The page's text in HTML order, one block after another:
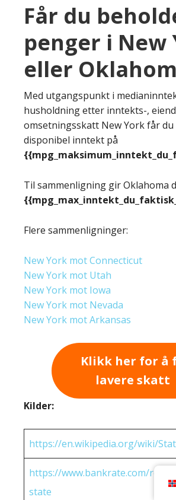
Får du
penger i New
eller
Med utgangspunkt i
husholdning etter inntekts-,
omsetningsskatt New York får du
disponibel inntekt på
Til sammenligning gir Oklahoma
Flere sammenligninger:
New York mot Connecticut
New York mot Utah
New York mot Iowa
New York mot Nevada
New York mot Arkansas
Klikk her for å
lavere skatt
Kilder:
https://en.wikipedia.org/wiki/
https://www.bankrate.com/
state